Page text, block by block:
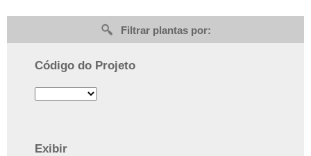
Filtrar plantas por:
Código do Projeto
Exibir